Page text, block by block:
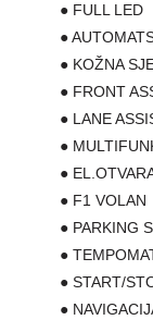
● FULL LED
●
● KOŽNA
● FRONT
● LANE
●
●
● F1 VOLAN
● PARKING
●
● START/
●